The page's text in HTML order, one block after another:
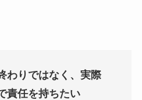
わりではなく、実際
責任を持ちたい